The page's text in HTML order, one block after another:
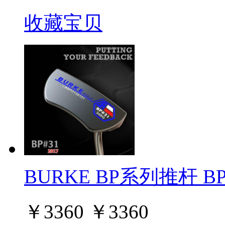
收藏宝贝
BURKE BP系列推杆
￥ 3360 ￥ 3360